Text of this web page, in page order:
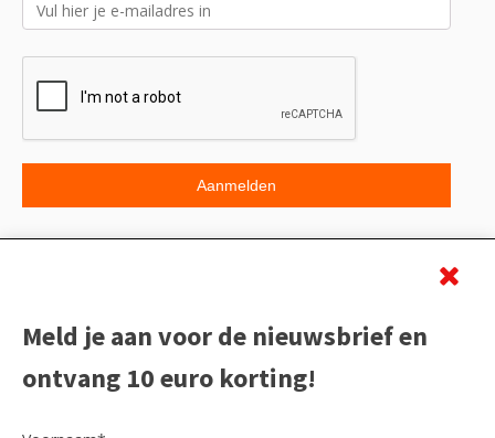
Meld je aan voor de nieuwsbrief en
ontvang 10 euro korting!